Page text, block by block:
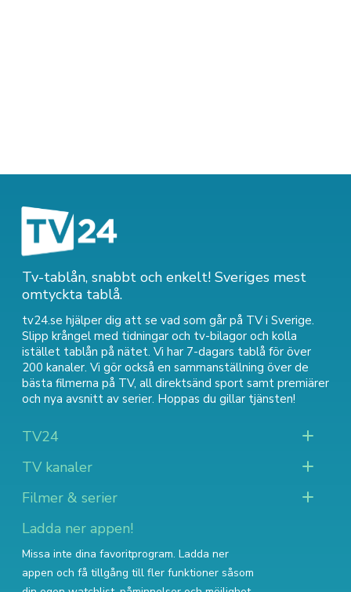
Tv-tablån, snabbt och enkelt! Sveriges mest
omtyckta tablå.
tv24.se hjälper dig att se vad som går på TV i Sverige.
Slipp krångel med tidningar och tv-bilagor och kolla
istället tablån på nätet. Vi har 7-dagars tablå för över
200 kanaler. Vi gör också en sammanställning över de
bästa filmerna på TV, all direktsänd sport samt premiärer
och nya avsnitt av serier. Hoppas du gillar tjänsten!
TV24
TV kanaler
Filmer & serier
Ladda ner appen!
Missa inte dina favoritprogram. Ladda ner
appen och få tillgång till fler funktioner såsom